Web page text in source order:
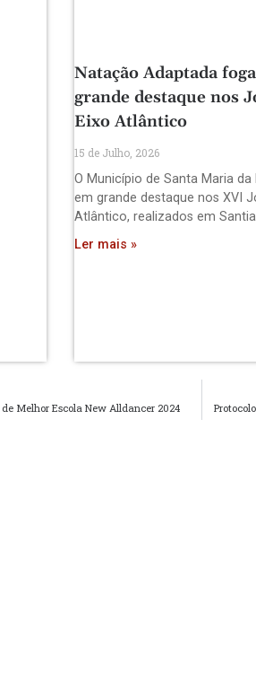
Natação Adaptada
grande destaque nos
Eixo Atlântico
15 de Julho, 2026
O Município de Santa Maria da
em grande destaque nos XVI
Atlântico, realizados em
Ler mais »
Melhor Escola New Alldancer 2024